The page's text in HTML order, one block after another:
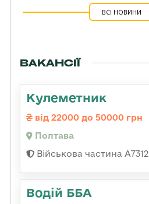
ВСІ НОВИНИ
ВАКАНСІЇ
Кулеметник
від 22000 до 50000 грн
Полтава
Військова частина А7312
Водій ББА